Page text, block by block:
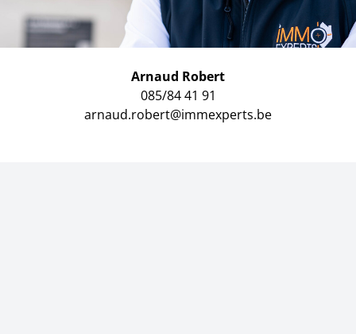
Arnaud Robert
085/84 41 91
arnaud.robert@immexperts.be